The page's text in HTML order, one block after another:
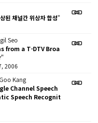
된 채널간 위상차 합성"
Seo
from a T-DTV Broa
"
2006
Kang
Channel Speech
Speech Recognit